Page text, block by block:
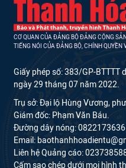
CƠ QUAN CỦA ĐẢNG BỘ ĐẢNG CỘNG
TIẾNG NÓI CỦA ĐẢNG BỘ, CHÍNH
Giấy phép số: 383/GP-BTTTT
ngày 29 tháng 07 năm 2022.
Trụ sở: Đại lộ Hùng Vương,
Giám đốc: Phạm Văn Báu.
Đường dây nóng: 0822173636
Email:
Liên hệ Quảng cáo:
Cấm sao chép dưới mọi hình